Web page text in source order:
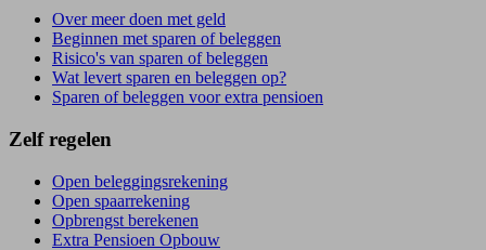
Over meer doen met geld
Beginnen met sparen of beleggen
Risico's van sparen of beleggen
Wat levert sparen en beleggen op?
Sparen of beleggen voor extra pensioen
Zelf regelen
Open beleggingsrekening
Open spaarrekening
Opbrengst berekenen
Extra Pensioen Opbouw